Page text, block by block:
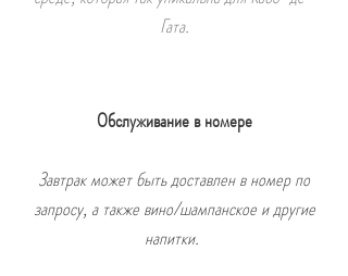
Гата.
Обслуживание в номере
Завтрак может быть доставлен в номер по
запросу, а также вино/шампанское и другие
напитки.